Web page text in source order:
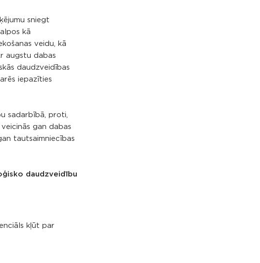
sniegt
kā
veidu, kā
augstu dabas
daudzveidības
iepazīties
sadarbībā, proti,
gan dabas
tautsaimniecības
daudzveidību
kļūt par